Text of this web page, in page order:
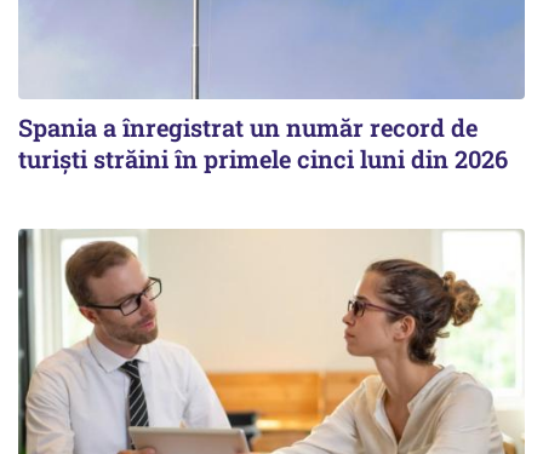
Spania a înregistrat un număr record de
turiști străini în primele cinci luni din 2026